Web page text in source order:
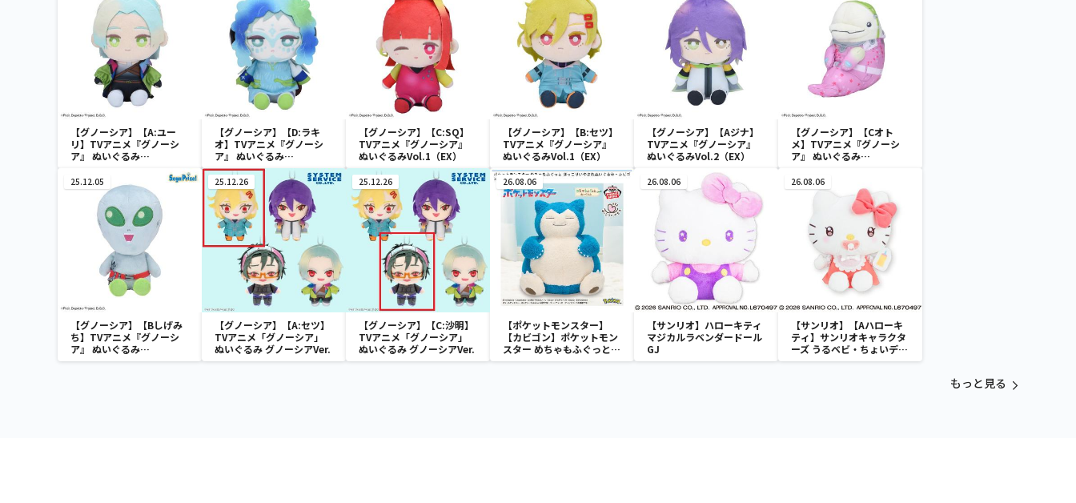
【グノーシア】【A:ユー
リ】TVアニメ『グノーシ
ア』 ぬいぐるみ
【グノーシア】【D:ラキ
オ】TVアニメ『グノーシ
ア』 ぬいぐるみ
Vol.1（EX）
【グノーシア】【C:SQ】
TVアニメ『グノーシア』
ぬいぐるみVol.1（EX）
【グノーシア】【B:セツ】
TVアニメ『グノーシア』
ぬいぐるみVol.1（EX）
【グノーシア】【Aジナ】
TVアニメ『グノーシア』
ぬいぐるみVol.2（EX）
【グノーシア】【Cオト
メ】TVアニメ『グノーシ
ア』 ぬいぐるみ
25.12.05
【グノーシア】【Bしげみ
ち】TVアニメ『グノーシ
ア』 ぬいぐるみ
Vol.2（EX）
25.12.26
【グノーシア】【A:セツ】
TVアニメ「グノーシア」
ぬいぐるみ グノーシアVer.
25.12.26
【グノーシア】【C:沙明】
TVアニメ「グノーシア」
ぬいぐるみ グノーシアVer.
26.08.06
【ポケットモンスター】
【カビゴン】ポケットモン
スター めちゃもふぐっと
ほっこりいやされぬいぐる
26.08.06
【サンリオ】ハローキティ
マジカルラベンダードール
GJ
26.08.06
【サンリオ】【Aハローキ
ティ】サンリオキャラクタ
ーズ うるベビ・ちょいデカ
ドール
もっと見る